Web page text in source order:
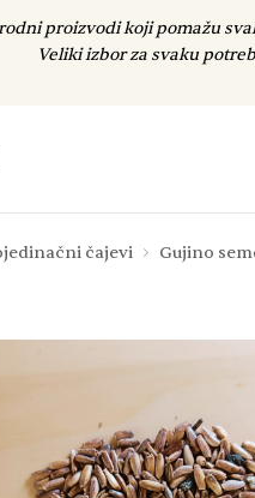
proizvodi koji pomažu
Veliki izbor za svaku
čajevi Gujino